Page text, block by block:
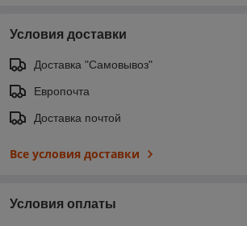
Условия доставки
Доставка "Самовывоз"
Европочта
Доставка почтой
Все условия доставки
Условия оплаты